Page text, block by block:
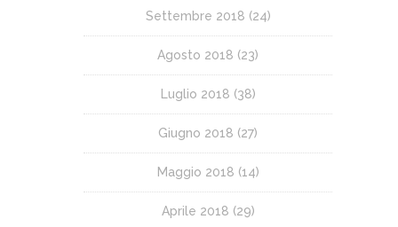
Settembre 2018 (24)
Agosto 2018 (23)
Luglio 2018 (38)
Giugno 2018 (27)
Maggio 2018 (14)
Aprile 2018 (29)